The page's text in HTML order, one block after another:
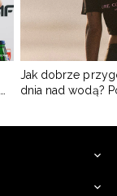
Jak dobrze
dnia nad wodą?